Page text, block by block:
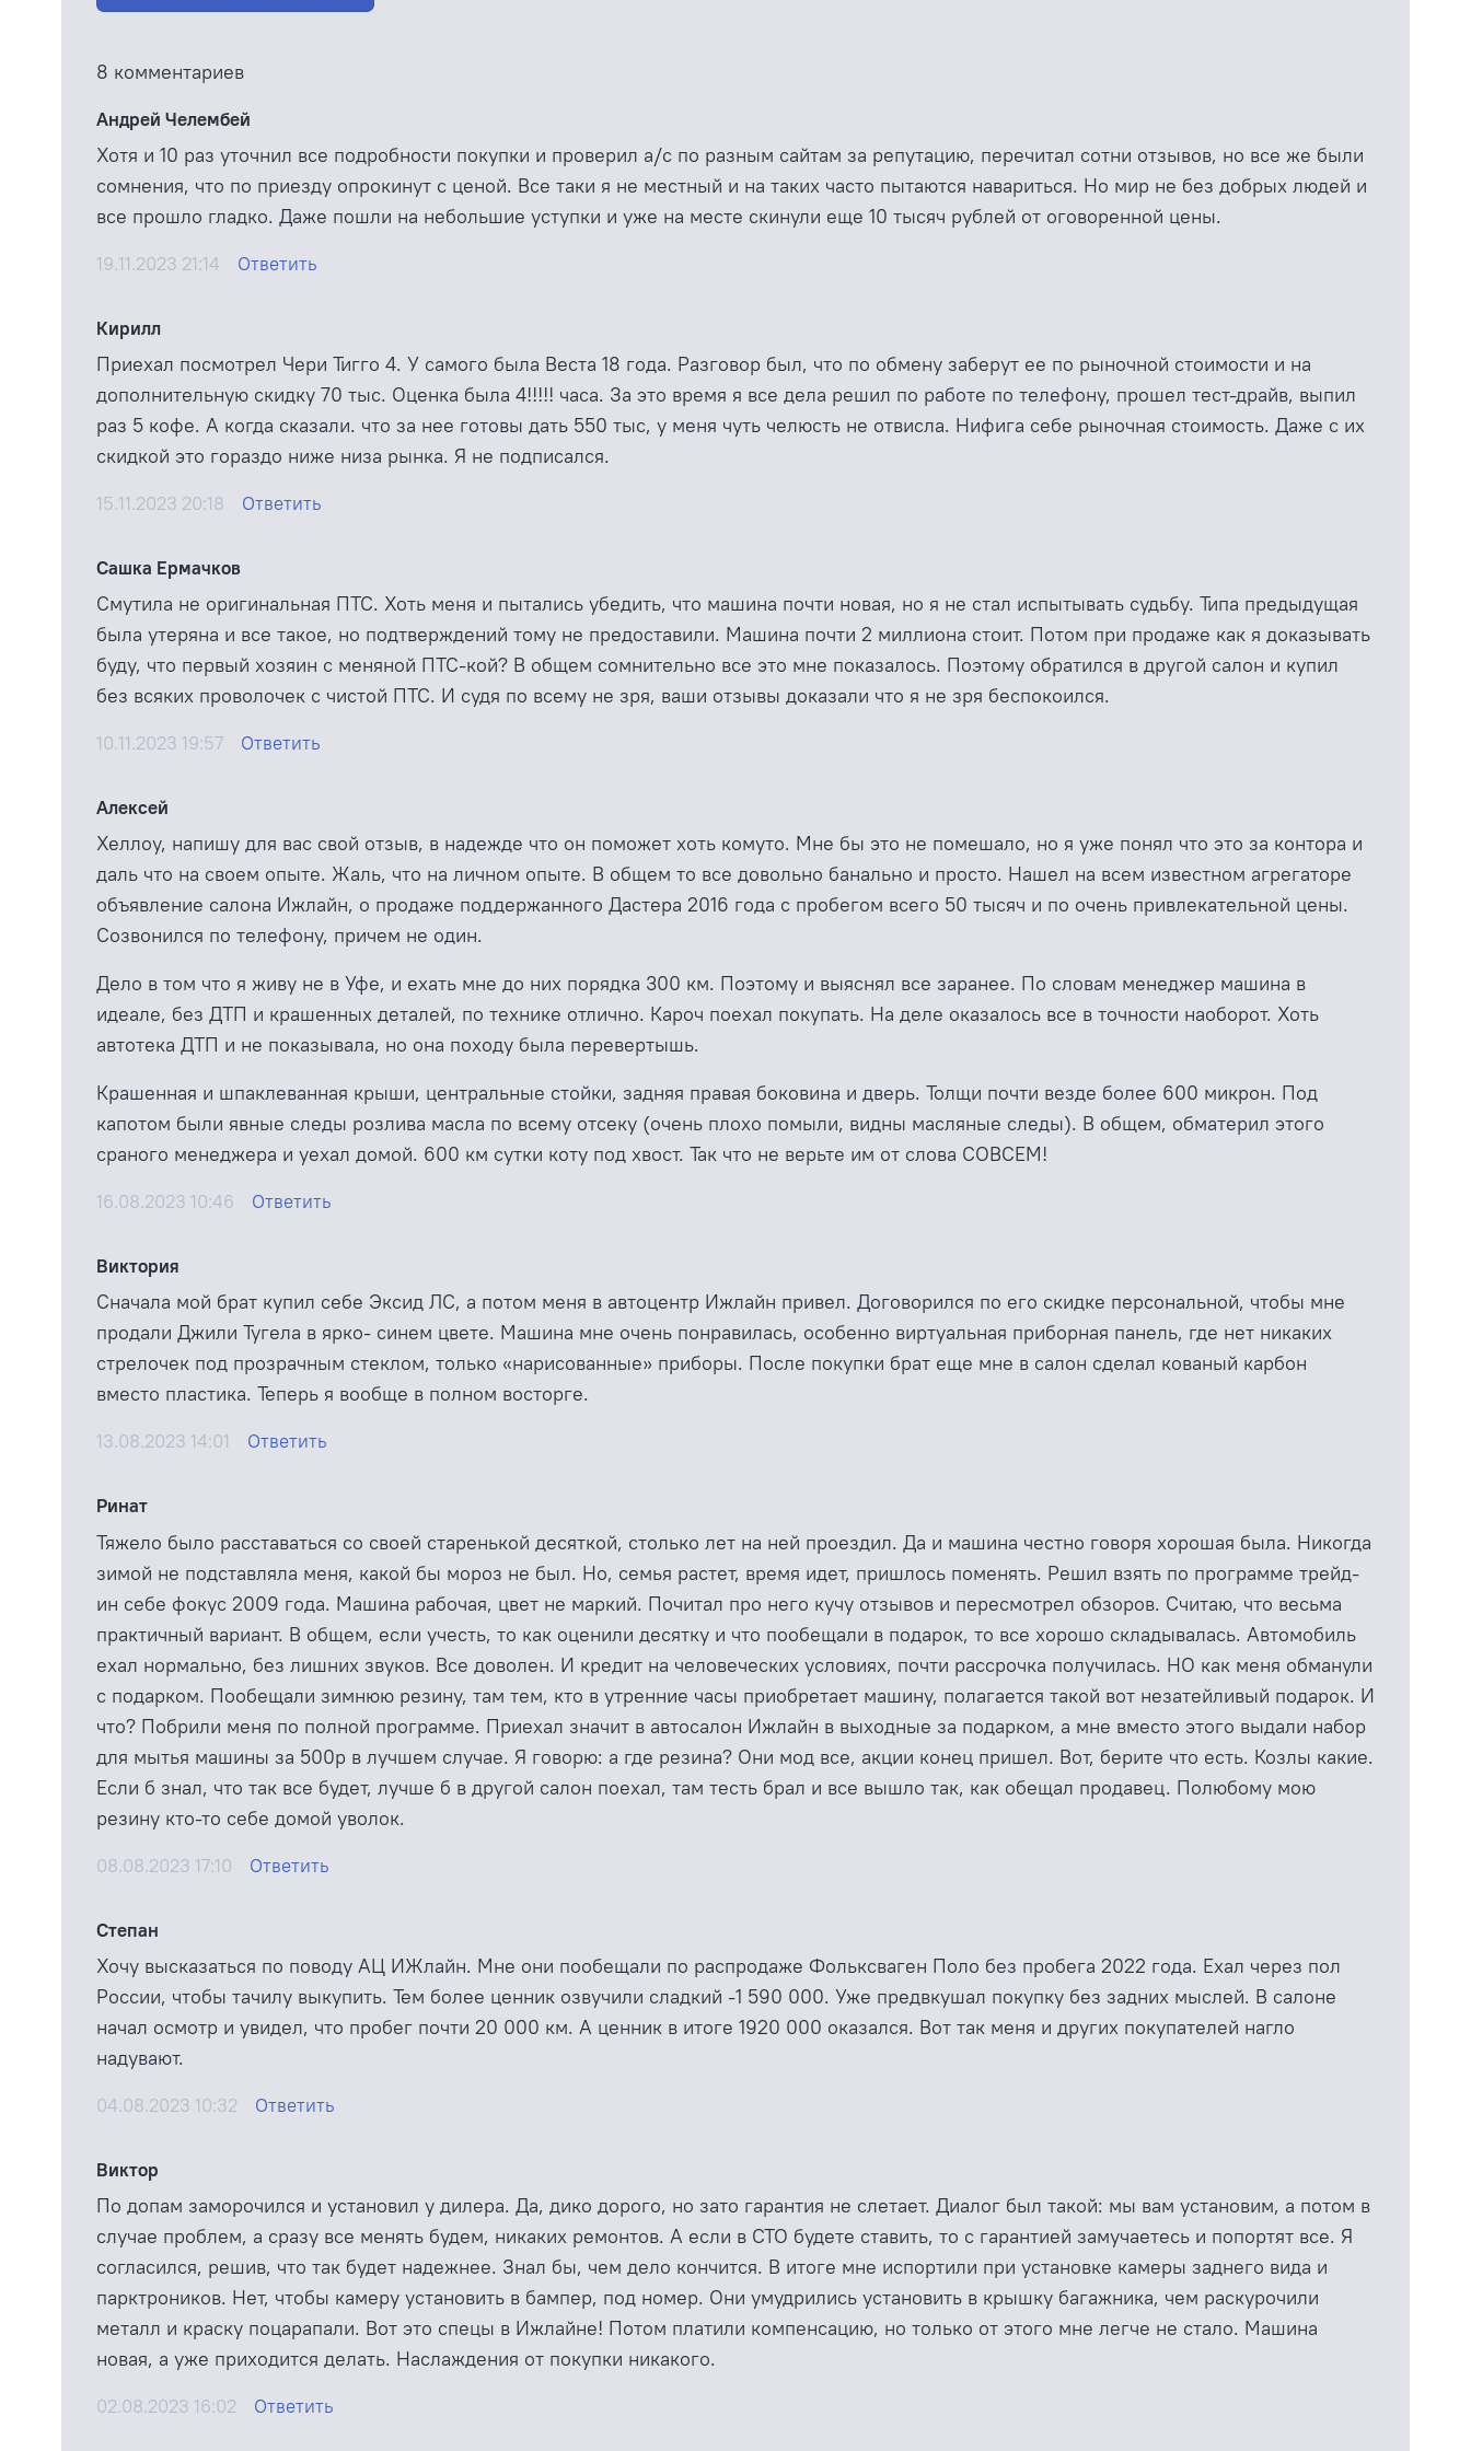
8 комментариев
Андрей Челембей
Хотя и 10 раз уточнил все подробности покупки и проверил а/с по разным сайтам за репутацию, перечитал сотни отзывов, но все же были
сомнения, что по приезду опрокинут с ценой. Все таки я не местный и на таких часто пытаются навариться. Но мир не без добрых людей и
все прошло гладко. Даже пошли на небольшие уступки и уже на месте скинули еще 10 тысяч рублей от оговоренной цены.
19.11.2023 21:14 Ответить
Кирилл
Приехал посмотрел Чери Тигго 4. У самого была Веста 18 года. Разговор был, что по обмену заберут ее по рыночной стоимости и на
дополнительную скидку 70 тыс. Оценка была 4!!!!! часа. За это время я все дела решил по работе по телефону, прошел тест-драйв, выпил
раз 5 кофе. А когда сказали. что за нее готовы дать 550 тыс, у меня чуть челюсть не отвисла. Нифига себе рыночная стоимость. Даже с их
скидкой это гораздо ниже низа рынка. Я не подписался.
15.11.2023 20:18 Ответить
Сашка Ермачков
Смутила не оригинальная ПТС. Хоть меня и пытались убедить, что машина почти новая, но я не стал испытывать судьбу. Типа предыдущая
была утеряна и все такое, но подтверждений тому не предоставили. Машина почти 2 миллиона стоит. Потом при продаже как я доказывать
буду, что первый хозяин с меняной ПТС-кой? В общем сомнительно все это мне показалось. Поэтому обратился в другой салон и купил
без всяких проволочек с чистой ПТС. И судя по всему не зря, ваши отзывы доказали что я не зря беспокоился.
10.11.2023 19:57 Ответить
Алексей
Хеллоу, напишу для вас свой отзыв, в надежде что он поможет хоть комуто. Мне бы это не помешало, но я уже понял что это за контора и
даль что на своем опыте. Жаль, что на личном опыте. В общем то все довольно банально и просто. Нашел на всем известном агрегаторе
объявление салона Ижлайн, о продаже поддержанного Дастера 2016 года с пробегом всего 50 тысяч и по очень привлекательной цены.
Созвонился по телефону, причем не один.
Дело в том что я живу не в Уфе, и ехать мне до них порядка 300 км. Поэтому и выяснял все заранее. По словам менеджер машина в
идеале, без ДТП и крашенных деталей, по технике отлично. Кароч поехал покупать. На деле оказалось все в точности наоборот. Хоть
автотека ДТП и не показывала, но она походу была перевертышь.
Крашенная и шпаклеванная крыши, центральные стойки, задняя правая боковина и дверь. Толщи почти везде более 600 микрон. Под
капотом были явные следы розлива масла по всему отсеку (очень плохо помыли, видны масляные следы). В общем, обматерил этого
сраного менеджера и уехал домой. 600 км сутки коту под хвост. Так что не верьте им от слова СОВСЕМ!
16.08.2023 10:46 Ответить
Виктория
Сначала мой брат купил себе Эксид ЛС, а потом меня в автоцентр Ижлайн привел. Договорился по его скидке персональной, чтобы мне
продали Джили Тугела в ярко- синем цвете. Машина мне очень понравилась, особенно виртуальная приборная панель, где нет никаких
стрелочек под прозрачным стеклом, только «нарисованные» приборы. После покупки брат еще мне в салон сделал кованый карбон
вместо пластика. Теперь я вообще в полном восторге.
13.08.2023 14:01 Ответить
Ринат
Тяжело было расставаться со своей старенькой десяткой, столько лет на ней проездил. Да и машина честно говоря хорошая была. Никогда
зимой не подставляла меня, какой бы мороз не был. Но, семья растет, время идет, пришлось поменять. Решил взять по программе трейд-
ин себе фокус 2009 года. Машина рабочая, цвет не маркий. Почитал про него кучу отзывов и пересмотрел обзоров. Считаю, что весьма
практичный вариант. В общем, если учесть, то как оценили десятку и что пообещали в подарок, то все хорошо складывалась. Автомобиль
ехал нормально, без лишних звуков. Все доволен. И кредит на человеческих условиях, почти рассрочка получилась. НО как меня обманули
с подарком. Пообещали зимнюю резину, там тем, кто в утренние часы приобретает машину, полагается такой вот незатейливый подарок. И
что? Побрили меня по полной программе. Приехал значит в автосалон Ижлайн в выходные за подарком, а мне вместо этого выдали набор
для мытья машины за 500р в лучшем случае. Я говорю: а где резина? Они мод все, акции конец пришел. Вот, берите что есть. Козлы какие.
Если б знал, что так все будет, лучше б в другой салон поехал, там тесть брал и все вышло так, как обещал продавец. Полюбому мою
резину кто-то себе домой уволок.
08.08.2023 17:10 Ответить
Степан
Хочу высказаться по поводу АЦ ИЖлайн. Мне они пообещали по распродаже Фольксваген Поло без пробега 2022 года. Ехал через пол
России, чтобы тачилу выкупить. Тем более ценник озвучили сладкий -1 590 000. Уже предвкушал покупку без задних мыслей. В салоне
начал осмотр и увидел, что пробег почти 20 000 км. А ценник в итоге 1920 000 оказался. Вот так меня и других покупателей нагло
надувают.
04.08.2023 10:32 Ответить
Виктор
По допам заморочился и установил у дилера. Да, дико дорого, но зато гарантия не слетает. Диалог был такой: мы вам установим, а потом в
случае проблем, а сразу все менять будем, никаких ремонтов. А если в СТО будете ставить, то с гарантией замучаетесь и попортят все. Я
согласился, решив, что так будет надежнее. Знал бы, чем дело кончится. В итоге мне испортили при установке камеры заднего вида и
парктроников. Нет, чтобы камеру установить в бампер, под номер. Они умудрились установить в крышку багажника, чем раскурочили
металл и краску поцарапали. Вот это спецы в Ижлайне! Потом платили компенсацию, но только от этого мне легче не стало. Машина
новая, а уже приходится делать. Наслаждения от покупки никакого.
02.08.2023 16:02 Ответить